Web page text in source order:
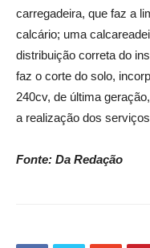
carregadeira, que faz a
calcário; uma
distribuição correta do
faz o corte do solo,
240cv, de última
a realização dos
Fonte: Da Redação